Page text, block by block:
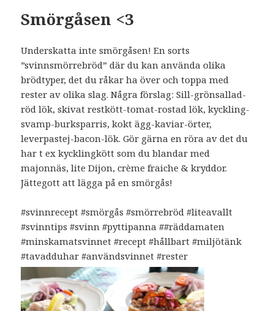
Smörgåsen <3
Underskatta inte smörgåsen! En sorts
”svinnsmörrebröd” där du kan använda olika
brödtyper, det du råkar ha över och toppa med
rester av olika slag. Några förslag: Sill-grönsallad-
röd lök, skivat restkött-tomat-rostad lök, kyckling-
svamp-burksparris, kokt ägg-kaviar-örter,
leverpastej-bacon-lök. Gör gärna en röra av det du
har t ex kycklingkött som du blandar med
majonnäs, lite Dijon, crème fraiche & kryddor.
Jättegott att lägga på en smörgås!
#svinnrecept #smörgås #smörrebröd #liteavallt
#svinntips #svinn #pyttipanna ##räddamaten
#minskamatsvinnet #recept #hållbart #miljötänk
#tavadduhar #användsvinnet #rester